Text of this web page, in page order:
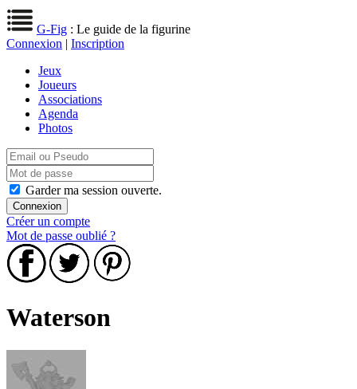
G-Fig : Le guide de la figurine
Connexion | Inscription
Jeux
Joueurs
Associations
Agenda
Photos
Garder ma session ouverte.
Créer un compte
Mot de passe oublié ?
Waterson